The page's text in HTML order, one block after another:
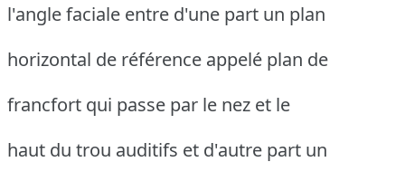
l'angle faciale entre d'une part un plan
horizontal de référence appelé plan de
francfort qui passe par le nez et le
haut du trou auditifs et d'autre part un